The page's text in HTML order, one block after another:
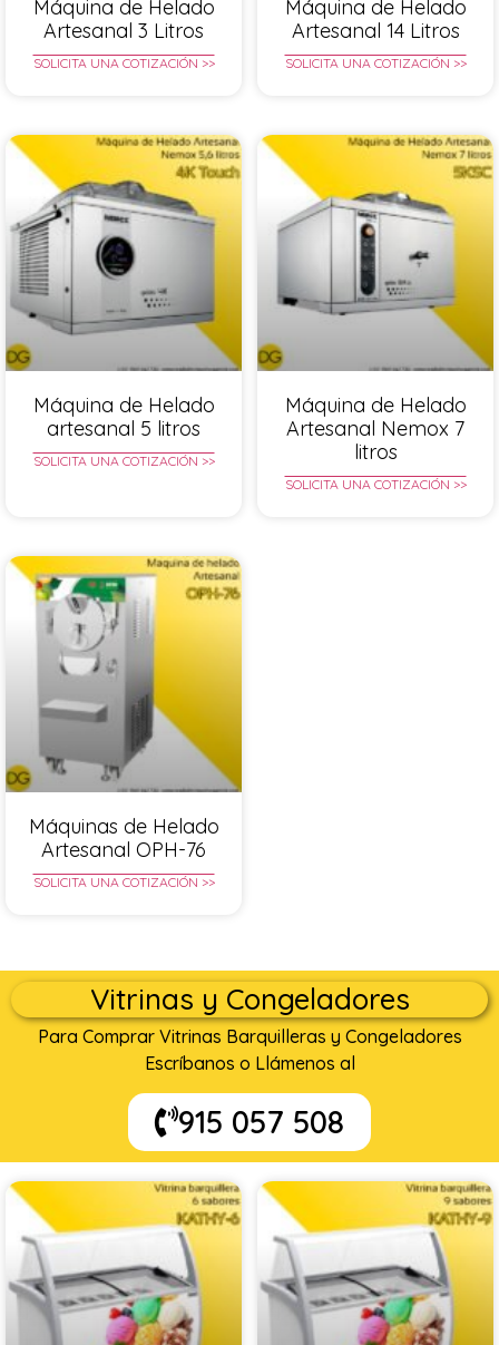
Máquina de Helado
Artesanal 3 Litros
SOLICITA UNA COTIZACIÓN >>
Máquina de Helado
Artesanal 14 Litros
SOLICITA UNA COTIZACIÓN >>
Máquina de Helado
artesanal 5 litros
SOLICITA UNA COTIZACIÓN >>
Máquina de Helado
Artesanal Nemox 7
litros
SOLICITA UNA COTIZACIÓN >>
Máquinas de Helado
Artesanal OPH-76
SOLICITA UNA COTIZACIÓN >>
Vitrinas y Congeladores
Para Comprar Vitrinas Barquilleras y Congeladores
Escríbanos o Llámenos al
915 057 508